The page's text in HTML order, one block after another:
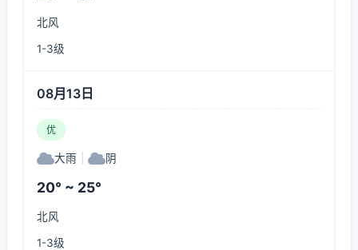
北风
1-3级
08月13日
优
大雨 阴
20° ~ 25°
北风
1-3级